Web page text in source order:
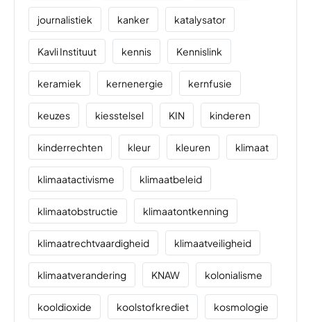
journalistiek kanker katalysator
Kavli Instituut kennis Kennislink
keramiek kernenergie kernfusie
keuzes kiesstelsel KIN kinderen
kinderrechten kleur kleuren klimaat
klimaatactivisme klimaatbeleid
klimaatobstructie klimaatontkenning
klimaatrechtvaardigheid klimaatveiligheid
klimaatverandering KNAW kolonialisme
kooldioxide koolstofkrediet kosmologie